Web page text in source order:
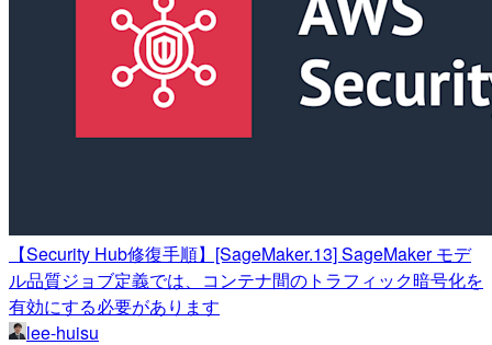
【Security Hub修復手順】[SageMaker.13] SageMaker モデ
ル品質ジョブ定義では、コンテナ間のトラフィック暗号化を
有効にする必要があります
lee-huisu